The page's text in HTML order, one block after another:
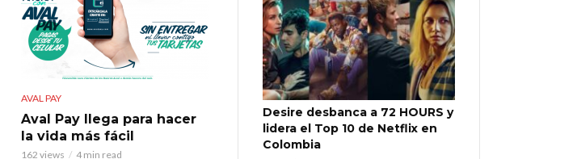
AVAL PAY
Aval Pay llega para hacer
la vida más fácil
162 views 4 min read
Desire desbanca a 72 HOURS y
lidera el Top 10 de Netflix en
Colombia